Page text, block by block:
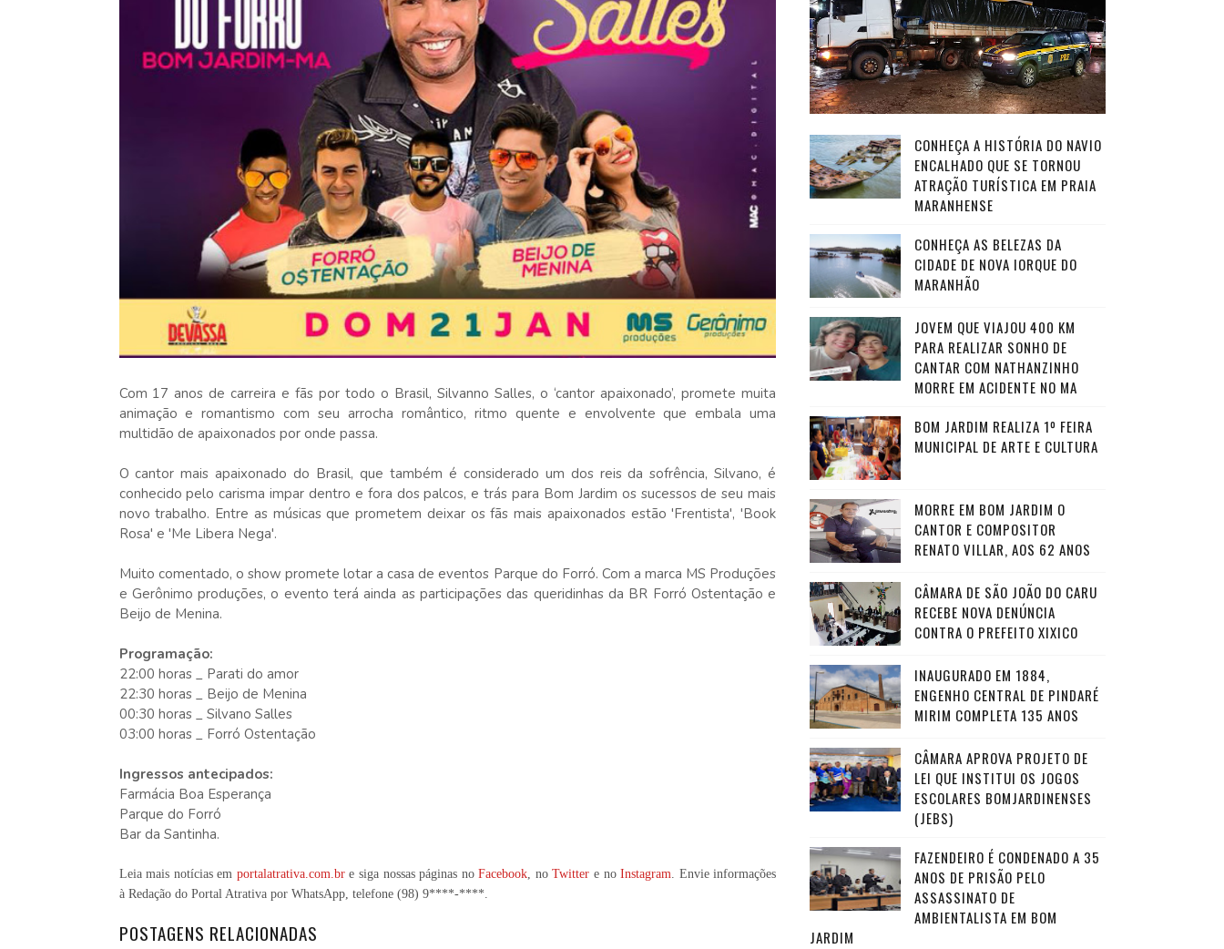
Com 17 anos de carreira e fãs por todo o Brasil, Silvanno Salles, o ‘cantor apaixonado’, promete muita
animação e romantismo com seu arrocha romântico, ritmo quente e envolvente que embala uma
multidão de apaixonados por onde passa.
O cantor mais apaixonado do Brasil, que também é considerado um dos reis da sofrência, Silvano, é
conhecido pelo carisma impar dentro e fora dos palcos, e trás para Bom Jardim os sucessos de seu mais
novo trabalho. Entre as músicas que prometem deixar os fãs mais apaixonados estão 'Frentista', 'Book
Rosa' e 'Me Libera Nega'.
Muito comentado, o show promete lotar a casa de eventos Parque do Forró. Com a marca MS Produções
e Gerônimo produções, o evento terá ainda as participações das queridinhas da BR Forró Ostentação e
Beijo de Menina.
Programação:
22:00 horas _ Parati do amor
22:30 horas _ Beijo de Menina
00:30 horas _ Silvano Salles
03:00 horas _ Forró Ostentação
Ingressos antecipados:
Farmácia Boa Esperança
Parque do Forró
Bar da Santinha.
Leia mais notícias em portalatrativa.com.bre siga nossas páginas noFacebook, noTwitter e noInstagram. Envie informações
à Redação do Portal Atrativa por WhatsApp, telefone (98) 9****-****.
POSTAGENS RELACIONADAS
CONHEÇA A HISTÓRIA DO NAVIO
ENCALHADO QUE SE TORNOU
ATRAÇÃO TURÍSTICA EM PRAIA
MARANHENSE
CONHEÇA AS BELEZAS DA
CIDADE DE NOVA IORQUE DO
MARANHÃO
JOVEM QUE VIAJOU 400 KM
PARA REALIZAR SONHO DE
CANTAR COM NATHANZINHO
MORRE EM ACIDENTE NO MA
BOM JARDIM REALIZA 1º FEIRA
MUNICIPAL DE ARTE E CULTURA
MORRE EM BOM JARDIM O
CANTOR E COMPOSITOR
RENATO VILLAR, AOS 62 ANOS
CÂMARA DE SÃO JOÃO DO CARU
RECEBE NOVA DENÚNCIA
CONTRA O PREFEITO XIXICO
INAUGURADO EM 1884,
ENGENHO CENTRAL DE PINDARÉ
MIRIM COMPLETA 135 ANOS
CÂMARA APROVA PROJETO DE
LEI QUE INSTITUI OS JOGOS
ESCOLARES BOMJARDINENSES
(JEBS)
FAZENDEIRO É CONDENADO A 35
ANOS DE PRISÃO PELO
ASSASSINATO DE
AMBIENTALISTA EM BOM
JARDIM